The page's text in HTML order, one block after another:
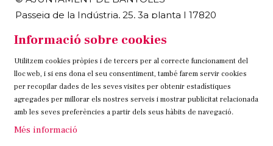
Passeig de la Indústria, 25, 3a planta | 17820
972 58 18 48 | 972 57 00 50
Sitemap Avís Legal Ús de Cookies Contacteu
Link a instagram
Link a twitter
Link a facebook
Informació sobre cookies
Utilitzem cookies pròpies i de tercers per al correcte funcionament del
lloc web, i si ens dona el seu consentiment, també farem servir cookies
per recopilar dades de les seves visites per obtenir estadístiques
agregades per millorar els nostres serveis i mostrar publicitat relacionada
amb les seves preferències a partir dels seus hàbits de navegació.
Més informació